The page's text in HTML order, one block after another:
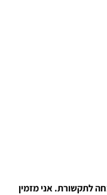
לתקשורת. אני מזמין